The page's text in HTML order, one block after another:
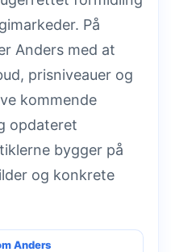
På
Anders med at
prisniveauer og
kommende
opdateret
bygger på
og konkrete
Anders